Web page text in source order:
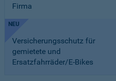
Firma
NEU
Versicherungsschutz für
gemietete und
Ersatzfahrräder/E-Bikes